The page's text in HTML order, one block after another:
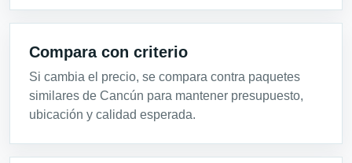
Compara con criterio
Si cambia el precio, se compara contra paquetes
similares de Cancún para mantener presupuesto,
ubicación y calidad esperada.